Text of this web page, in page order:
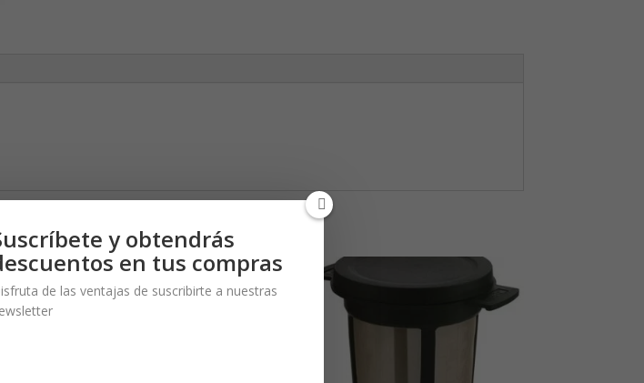
y obtendrás
en tus compras
de las ventajas de suscribirte a nuestras